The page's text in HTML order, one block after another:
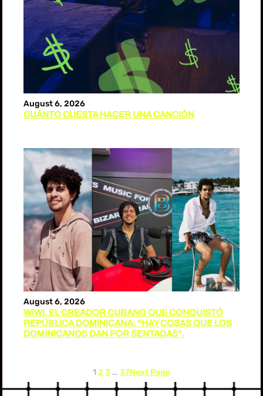
August 6, 2026
CUÁNTO CUESTA HACER UNA CANCIÓN
August 6, 2026
WIWI, EL CREADOR CUBANO QUE CONQUISTÓ
REPÚBLICA DOMINICANA: “HAY COSAS QUE LOS
DOMINICANOS DAN POR SENTADAS”.
12 3 … 37Next Page